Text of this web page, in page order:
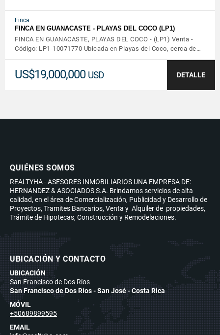
Finca
FINCA EN GUANACASTE - PLAYAS DEL COCO (LP1)
FINCA EN GUANACASTE, PLAYAS DEL COCO - (LP1) Venta -
Código: LP1-10071770 Ubicada en Playas del Coco, cerca de…
US$19,000,000 USD DETALLE
QUIÉNES SOMOS
REALTYHA - ASESORES INMOBILIARIOS UNA EMPRESA DE:
HERNANDEZ & ASOCIADOS S.A. Brindamos servicios de alta
calidad, en el área de Comercialización, Publicidad y Desarrollo de
Proyectos, Tramites Bancarios, Venta y Alquiler de propiedades,
Trámite de Hipotecas, Construcción y Remodelaciones.
UBICACIÓN Y CONTACTO
UBICACIÓN
San Francisco de Dos Ríos
San Francisco de Dos Ríos - San José - Costa Rica
MÓVIL
+50689899595
EMAIL